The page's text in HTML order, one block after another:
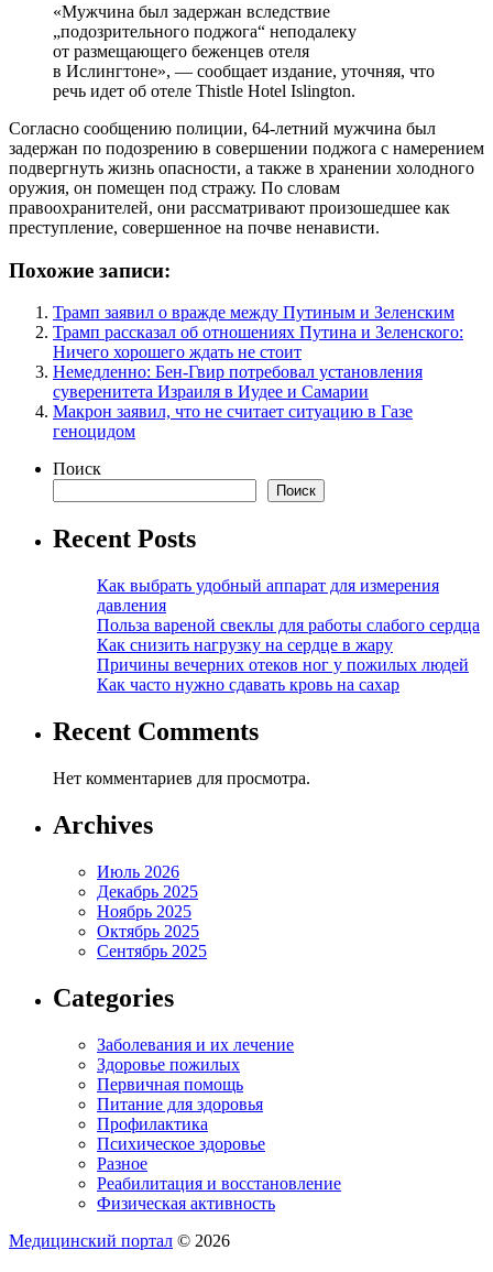
«Мужчина был задержан вследствие
„подозрительного поджога“ неподалеку
от размещающего беженцев отеля
в Ислингтоне», — сообщает издание, уточняя, что
речь идет об отеле Thistle Hotel Islington.
Согласно сообщению полиции, 64-летний мужчина был
задержан по подозрению в совершении поджога с намерением
подвергнуть жизнь опасности, а также в хранении холодного
оружия, он помещен под стражу. По словам
правоохранителей, они рассматривают произошедшее как
преступление, совершенное на почве ненависти.
Похожие записи:
Трамп заявил о вражде между Путиным и Зеленским
Трамп рассказал об отношениях Путина и Зеленского:
Ничего хорошего ждать не стоит
Немедленно: Бен-Гвир потребовал установления
суверенитета Израиля в Иудее и Самарии
Макрон заявил, что не считает ситуацию в Газе
геноцидом
Поиск
Поиск
Recent Posts
Как выбрать удобный аппарат для измерения
давления
Польза вареной свеклы для работы слабого сердца
Как снизить нагрузку на сердце в жару
Причины вечерних отеков ног у пожилых людей
Как часто нужно сдавать кровь на сахар
Recent Comments
Нет комментариев для просмотра.
Archives
Июль 2026
Декабрь 2025
Ноябрь 2025
Октябрь 2025
Сентябрь 2025
Categories
Заболевания и их лечение
Здоровье пожилых
Первичная помощь
Питание для здоровья
Профилактика
Психическое здоровье
Разное
Реабилитация и восстановление
Физическая активность
Медицинский портал © 2026